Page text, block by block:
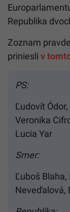
Republika
Zoznam
priniesli v
PS:
Ľudovít
Veronika
Lucia Yar
Smer:
Ľuboš
Neveďalová,